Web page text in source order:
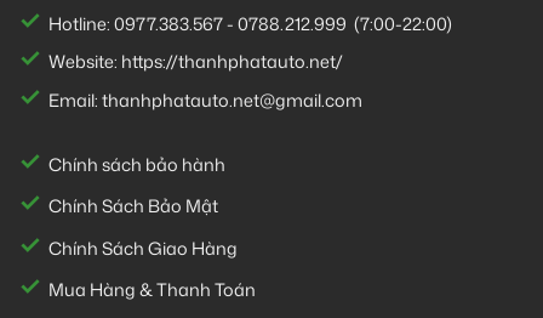
Hotline:0977.383.567-0788.212.999 (7:00-22:00)
Website: https://thanhphatauto.net/
Email:thanhphatauto.net@gmail.com
Chính sách bảo hành
Chính Sách Bảo Mật
Chính Sách Giao Hàng
Mua Hàng & Thanh Toán